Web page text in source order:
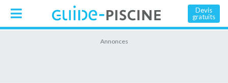
Devis
gratuits